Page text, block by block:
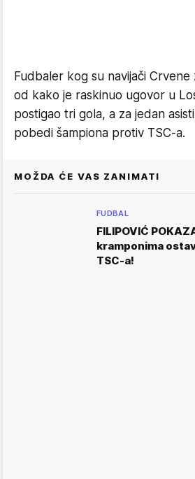
Fudbaler kog su navijači
od kako je raskinuo ugovor u
postigao tri gola, a za jedan
pobedi šampiona protiv TSC-a.
MOŽDA ĆE VAS ZANIMATI
FUDBAL
FILIPOVIĆ
kramponima
TSC-a!